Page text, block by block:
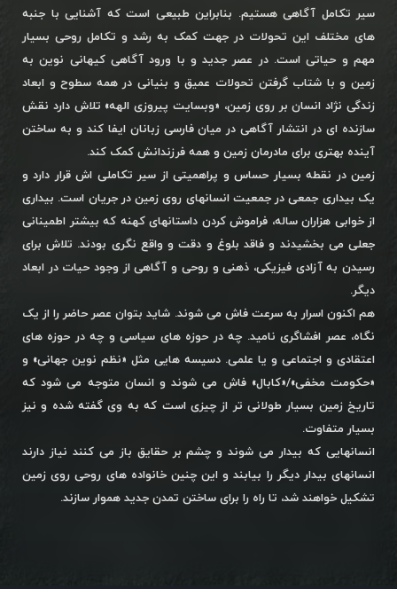
سیر تکامل آگاهی هستیم. بنابراین طبیعی است که آشنایی با جنبه
های مختلف این تحولات در جهت کمک به رشد و تکامل روحی بسیار
مهم و حیاتی است. در عصر جدید و با ورود آگاهی کیهانی نوین به
زمین و با شتاب گرفتن تحولات عمیق و بنیانی در همه سطوح و ابعاد
زندگی نژاد انسان بر روی زمین، «وبسایت پیروزی الهه» تلاش دارد نقش
سازنده ای در انتشار آگاهی در میان فارسی زبانان ایفا کند و به ساختن
آینده بهتری برای مادرمان زمین و همه فرزندانش کمک کند.
زمین در نقطه بسیار حساس و پراهمیتی از سیر تکاملی اش قرار دارد و
یک بیداری جمعی در جمعیت انسانهای روی زمین در جریان است. بیداری
از خوابی هزاران ساله، فراموش کردن داستانهای کهنه که بیشتر اطمینانی
جعلی می بخشیدند و فاقد بلوغ و دقت و واقع نگری بودند. تلاش برای
رسیدن به آزادی فیزیکی، ذهنی و روحی و آگاهی از وجود حیات در ابعاد
دیگر.
هم اکنون اسرار به سرعت فاش می شوند. شاید بتوان عصر حاضر را از یک
نگاه، عصر افشاگری نامید. چه در حوزه های سیاسی و چه در حوزه های
اعتقادی و اجتماعی و یا علمی. دسیسه هایی مثل «نظم نوین جهانی» و
«حکومت مخفی»/«کابال» فاش می شوند و انسان متوجه می شود که
تاریخ زمین بسیار طولانی تر از چیزی است که به وی گفته شده و نیز
بسیار متفاوت.
انسانهایی که بیدار می شوند و چشم بر حقایق باز می کنند نیاز دارند
انسانهای بیدار دیگر را بیابند و این چنین خانواده های روحی روی زمین
تشکیل خواهند شد، تا راه را برای ساختن تمدن جدید هموار سازند.